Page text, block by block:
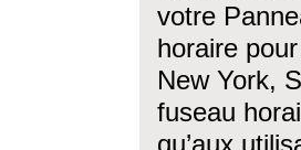
votre
horaire
New York,
fuseau